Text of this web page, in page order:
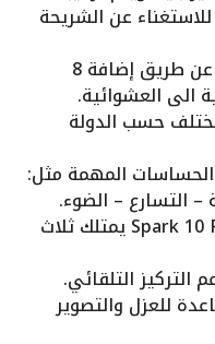
عن الشريحة
زيادة حجم الرامات افتراضياً عن طريق إضافة 8
الى العشوائية.
حسب الدولة
المهمة مثل:
– التسارع – الضوء.
الكاميرات:- موبايل تكنو Spark 10 Pro يمتلك ثلاث
للعزل والتصوير